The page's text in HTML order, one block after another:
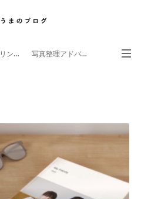
”しまうまプリント”サイト 写真整理アドバイザー